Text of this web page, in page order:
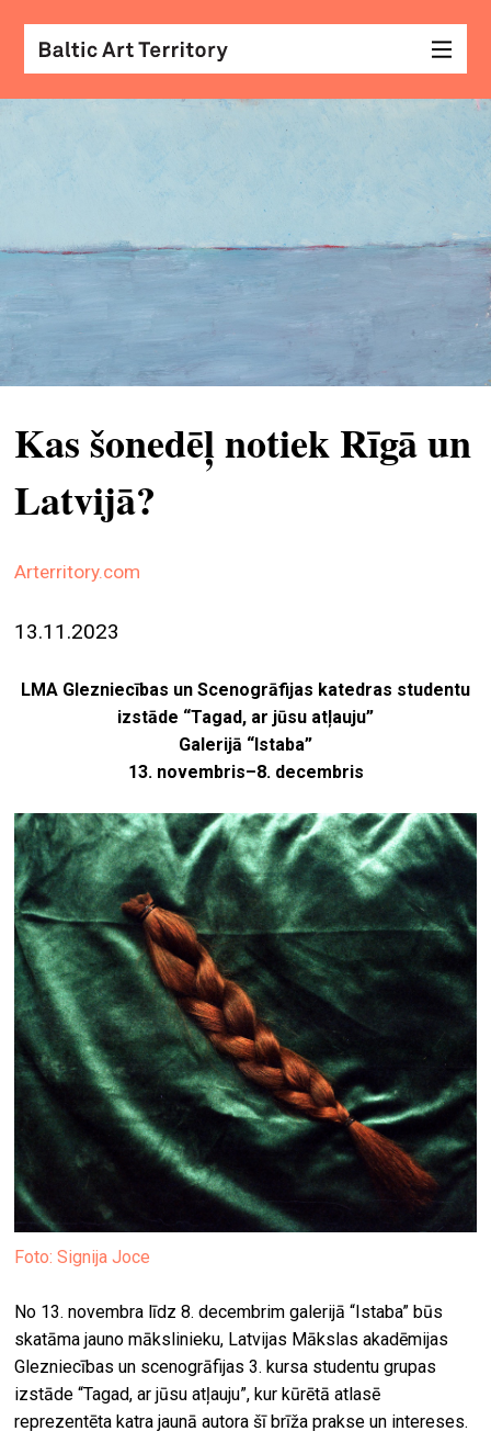
&
meklēt
Kas šonedēļ notiek Rīgā un
Latvijā?
Arterritory.com
13.11.2023
LMA Glezniecības un Scenogrāfijas katedras studentu
izstāde “Tagad, ar jūsu atļauju”
Galerijā “Istaba”
13. novembris–8. decembris
Foto: Signija Joce
No 13. novembra līdz 8. decembrim galerijā “Istaba” būs
skatāma jauno mākslinieku, Latvijas Mākslas akadēmijas
Glezniecības un scenogrāfijas 3. kursa studentu grupas
izstāde “Tagad, ar jūsu atļauju”, kur kūrētā atlasē
reprezentēta katra jaunā autora šī brīža prakse un intereses.